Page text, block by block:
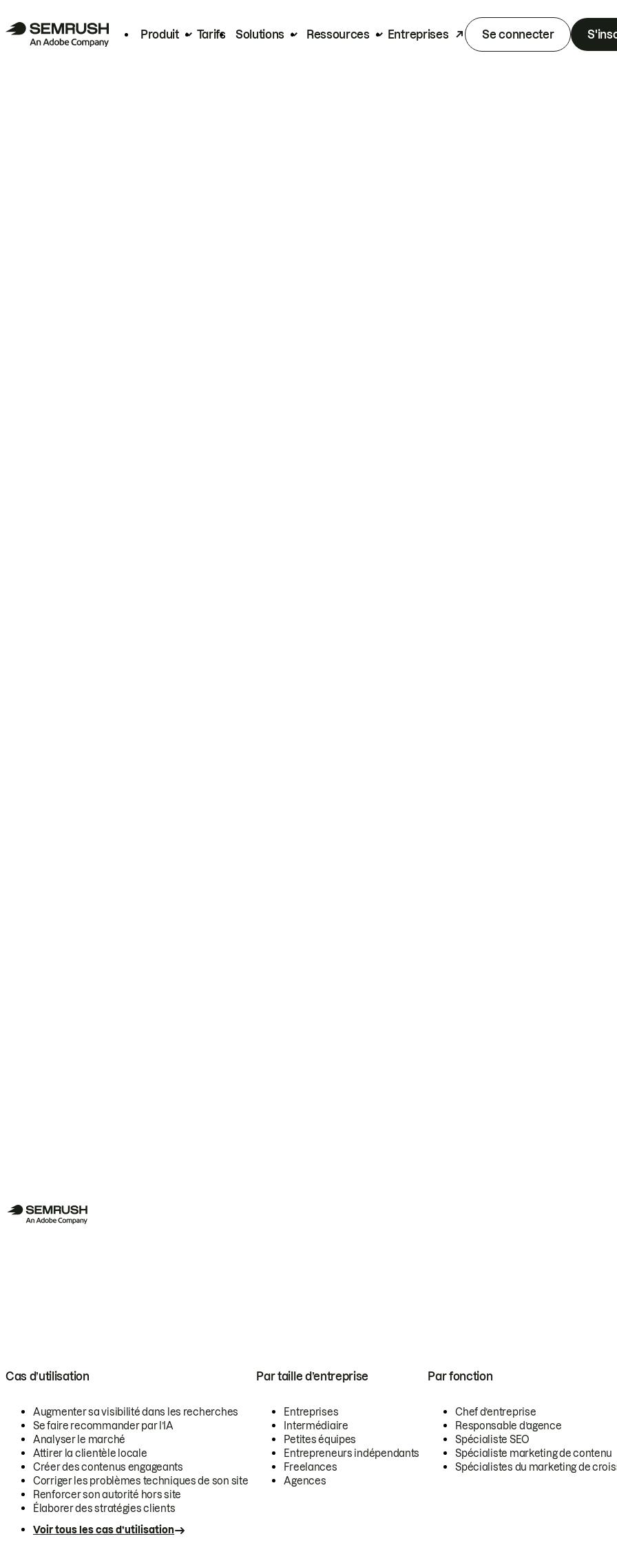
Produit Tarifs Solutions Ressources Entreprises Se connecter
Cas d’utilisation
Augmenter sa visibilité dans les recherches
Se faire recommander par l’IA
Analyser le marché
Attirer la clientèle locale
Créer des contenus engageants
Corriger les problèmes techniques de son site
Renforcer son autorité hors site
Élaborer des stratégies clients
Voir tous les cas d’utilisation
Par taille d’entreprise
Entreprises
Intermédiaire
Petites équipes
Entrepreneurs indépendants
Freelances
Agences
Par fonction
Chef d’entreprise
Responsable d’agence
Spécialiste SEO
Spécialiste marketing de contenu
Spécialistes du marketing de